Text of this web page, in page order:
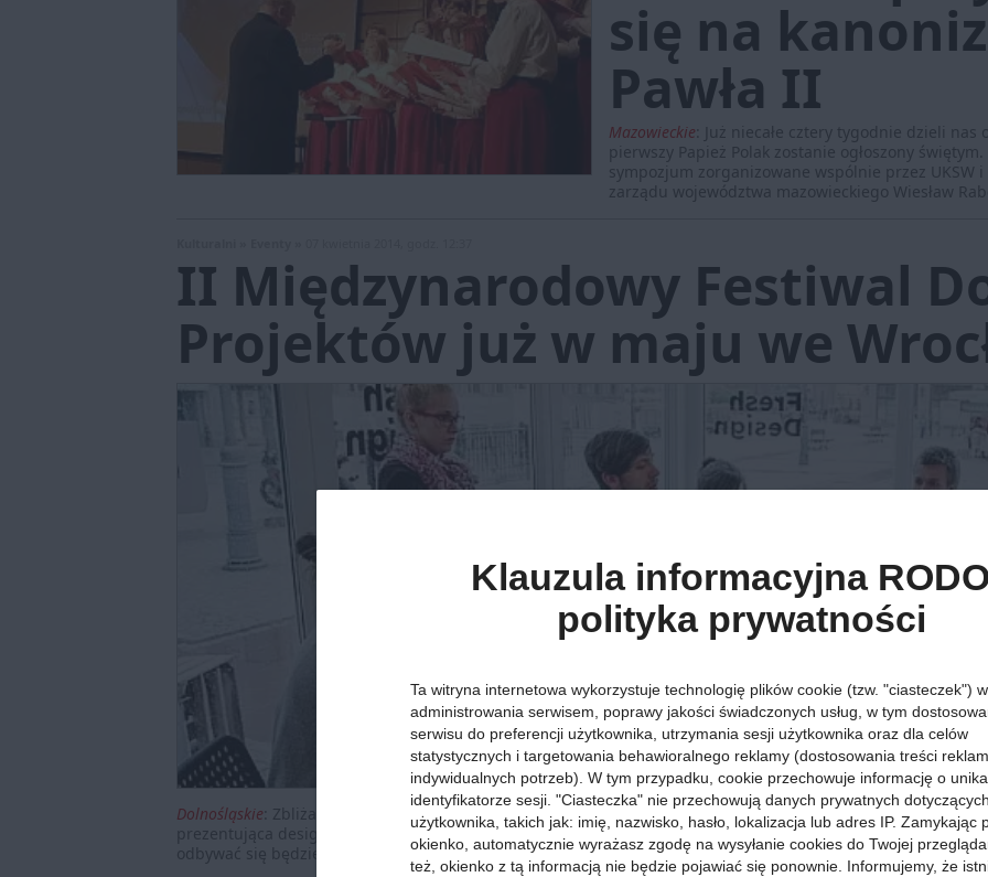
się na
Pawła II
Mazowieckie
Już niecałe cztery tygodnie dzieli nas
pierwszy Papież Polak zostanie ogłoszony
sympozjum zorganizowane wspólnie przez UKSW i
zarządu województwa mazowieckiego Wiesław
II Międzynarodowy Festiwal
Projektów już w maju we
Dolnośląskie Zbliża się się II Międzynarodowy Festiwal Dobrych Projektów Wroclove Design. To pierwsza we
prezentująca design i sztukę na europejską skalę. W programie znalazły się liczne wystawy, spotkania,
odbywać się będzie pod hasłem "DESIGN:OTWARTY".Więcej »
Klauzula informacyjna
polityka prywatności
Ta witryna internetowa wykorzystuje technologię plików cookie (tzw. "ciasteczek")
administrowania serwisem, poprawy jakości świadczonych usług, w tym
serwisu do preferencji użytkownika, utrzymania sesji użytkownika oraz dla celów
statystycznych i targetowania behawioralnego reklamy (dostosowania treści
indywidualnych potrzeb). W tym przypadku, cookie przechowuje informację o
identyfikatorze sesji. "Ciasteczka" nie przechowują danych prywatnych dotyczących
użytkownika, takich jak: imię, nazwisko, hasło, lokalizacja lub adres IP. Zamykając
okienko, automatycznie wyrażasz zgodę na wysyłanie cookies do Twojej
też, okienko z tą informacją nie będzie pojawiać się ponownie. Informujemy, że